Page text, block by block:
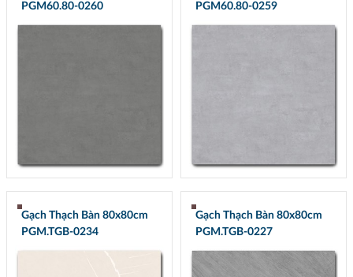
PGM60.80-0260
PGM60.80-0259
Gạch Thạch Bàn 80x80cm
PGM.TGB-0234
Gạch Thạch Bàn 80x80cm
PGM.TGB-0227